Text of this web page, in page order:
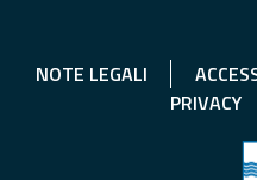
NOTE LEGALI
PRIVACY